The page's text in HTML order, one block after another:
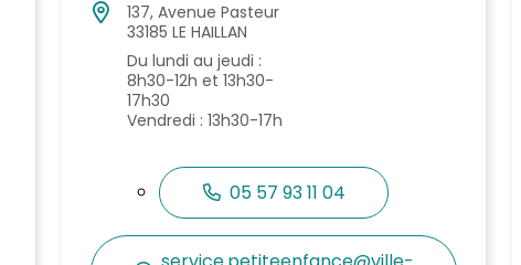
137, Avenue Pasteur
33185 LE HAILLAN
Du lundi au jeudi :
8h30-12h et 13h30-
17h30
Vendredi : 13h30-17h
05 57 93 11 04